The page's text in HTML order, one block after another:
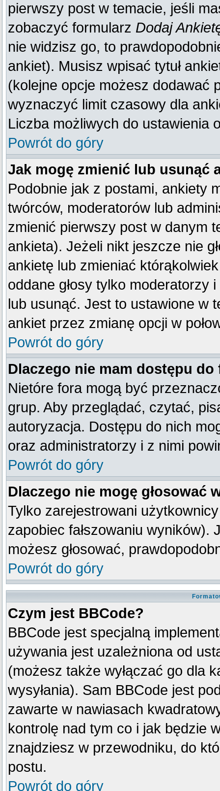
pierwszy post w temacie, jeśli
zobaczyć formularz Dodaj
nie widzisz go, to
ankiet). Musisz wpisać tytuł
(kolejne opcje możesz dodawać
wyznaczyć limit czasowy dla
Liczba możliwych do ustawienia
Powrót do góry
Jak mogę zmienić lub usunąć
Podobnie jak z postami, ankiety
twórców, moderatorów lub
zmienić pierwszy post w danym
ankieta). Jeżeli nikt jeszcze nie
ankietę lub zmieniać
oddane głosy tylko moderatorzy
lub usunąć. Jest to ustawione w
ankiet przez zmianę opcji w
Powrót do góry
Dlaczego nie mam dostępu do
Nietóre fora mogą być
grup. Aby przeglądać, czytać,
autoryzacja. Dostępu do nich
oraz administratorzy i z nimi
Powrót do góry
Dlaczego nie mogę głosować
Tylko zarejestrowani
zapobiec fałszowaniu wyników).
możesz głosować,
Powrót do góry
Czym jest BBCode?
BBCode jest specjalną
używania jest uzależniona od
(możesz także wyłączać go dla
wysyłania). Sam BBCode jest
zawarte w nawiasach
kontrolę nad tym co i jak będzie
znajdziesz w przewodniku, do
postu.
Powrót do góry